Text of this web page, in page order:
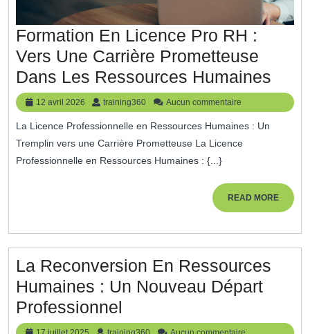
Formation En Licence Pro RH :
Vers Une Carrière Prometteuse
Dans Les Ressources Humaines
En
:
Vers
12 avril 2026
12
avril
2026
training360 training360
Aucun commentaire
La Licence Professionnelle en Ressources Humaines : Un
Tremplin vers une Carrière Prometteuse La Licence
Professionnelle en Ressources Humaines : {...}
READ MOREREAD
MORE
La Reconversion En Ressources
Humaines : Un Nouveau Départ
Professionnel
Reconversion
17 training360